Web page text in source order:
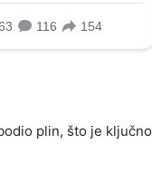
plin, što je ključno